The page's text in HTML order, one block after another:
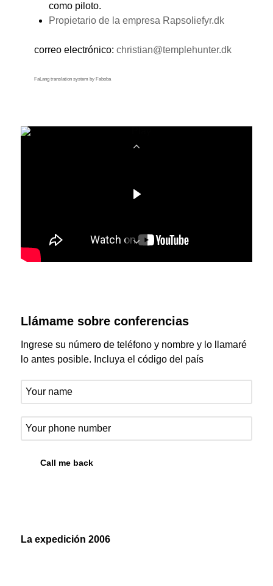
como piloto.
Propietario de la empresa Rapsoliefyr.dk
correo electrónico: christian@templehunter.dk
FaLang translation system by Faboba
Llámame sobre conferencias
Ingrese su número de teléfono y nombre y lo llamaré
lo antes posible. Incluya el código del país
La expedición 2006